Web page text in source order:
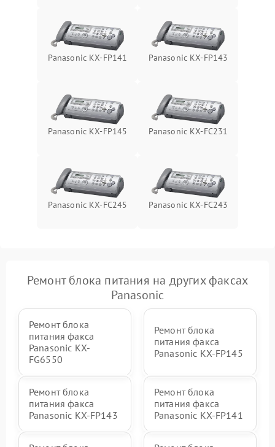
Panasonic KX-FP141 Panasonic KX-FP143
Panasonic KX-FP145 Panasonic KX-FC231
Panasonic KX-FC245 Panasonic KX-FC243
Ремонт блока питания на других факсах
Panasonic
Ремонт блока
питания факса
Panasonic KX-
FG6550
Ремонт блока
питания факса
Panasonic KX-FP145
Ремонт блока
питания факса
Panasonic KX-FP143
Ремонт блока
питания факса
Panasonic KX-FP141